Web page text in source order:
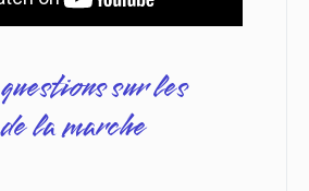
sur les
la marche